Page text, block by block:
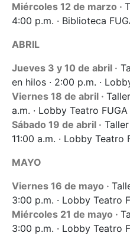
Miércoles 12 de marzo ·
4:00 p.m. · Biblioteca
ABRIL
Jueves 3 y 10 de abril ·
en hilos · 2:00 p.m. ·
Viernes 18 de abril ·
a.m. · Lobby Teatro FUGA
Sábado 19 de abril ·
11:00 a.m. · Lobby Teatro
MAYO
Viernes 16 de mayo ·
3:00 p.m. · Lobby Teatro
Miércoles 21 de mayo ·
3:00 p.m. · Lobby Teatro